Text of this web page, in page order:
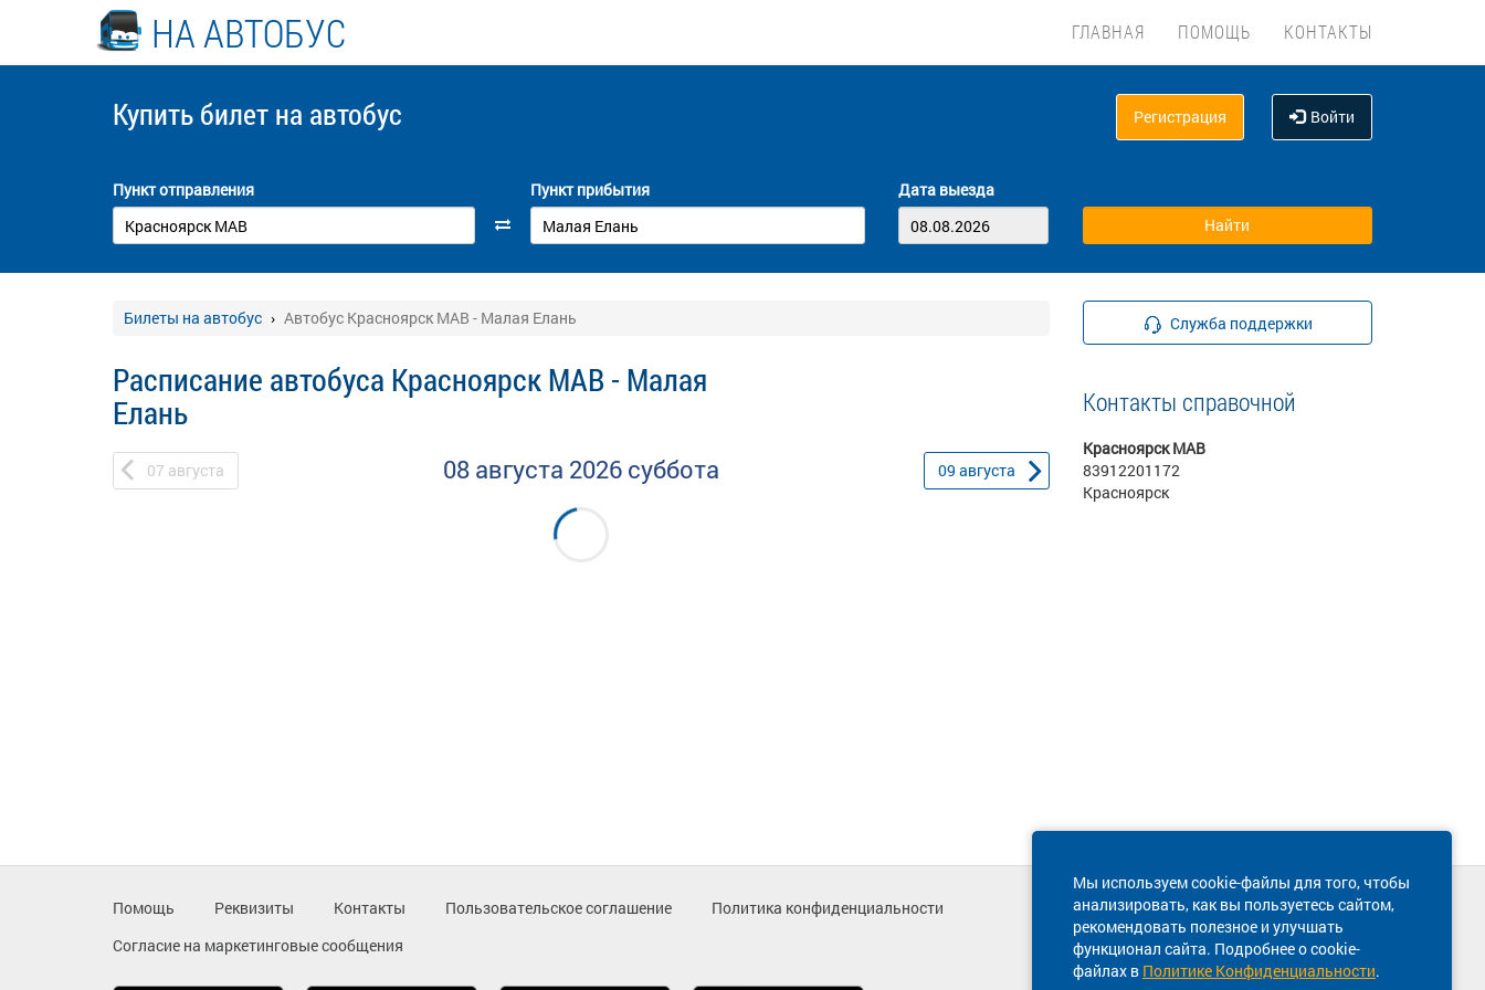
НА АВТОБУС ГЛАВНАЯ ПОМОЩЬ КОНТАКТЫ
Купить билет на автобус Регистрация Войти
Пункт отправления Пункт прибытия Дата выезда
Билеты на автобус Автобус Красноярск МАВ - Малая Елань
Расписание автобуса Красноярск МАВ - Малая
Елань
07 августа 08 августа 2026 суббота 09 августа
Служба поддержки
Контакты справочной
Красноярск МАВ
83912201172
Красноярск
Мы используем cookie-файлы для того, чтобы
анализировать, как вы пользуетесь сайтом,
рекомендовать полезное и улучшать
функционал сайта. Подробнее о cookie-
файлах в Политике Конфиденциальности.
Помощь Реквизиты Контакты Пользовательское соглашение
Политика конфиденциальности
Согласие на маркетинговые сообщения
Техническая поддержка сайта
8 800 600-03-38